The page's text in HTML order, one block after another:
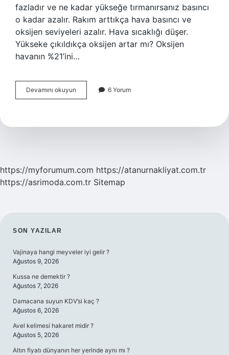
fazladır ve ne kadar yükseğe tırmanırsanız basıncı
o kadar azalır. Rakım arttıkça hava basıncı ve
oksijen seviyeleri azalır. Hava sıcaklığı düşer.
Yükseke çıkıldıkça oksijen artar mı? Oksijen
havanın %21’ini…
Devamını okuyun Yükseklere
Çıkıldıkça
6 Yorum
https://myforumum.com https://atanurnakliyat.com.tr
https://asrimoda.com.tr Sitemap
SIDEBAR
SON YAZILAR
Vajinaya hangi meyveler iyi gelir ?
Ağustos 9, 2026
Kussa ne demektir ?
Ağustos 7, 2026
Damacana suyun KDV’si kaç ?
Ağustos 6, 2026
Avel kelimesi hakaret midir ?
Ağustos 5, 2026
Altın fiyatı dünyanın her yerinde aynı mı ?